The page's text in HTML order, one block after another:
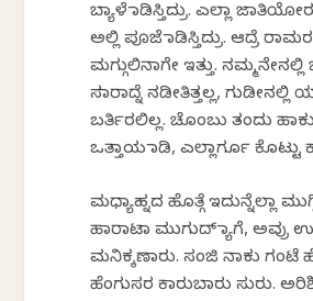
ಬ್ಯಾಳೆ ಮಾಡಿಸ್ತಿದ್ರು. ಎಲ್ಲಾ
ಅಲ್ಲಿ ಪೂಜೆ ಮಾಡಿಸ್ತಿದ್ರು. ಆದ್ರೆ
ಮಗ್ಗುಲಿನಾಗೇ ಇತ್ತು. ‌ನಮ್ಮನೇನಲ್ಲಿ
ಸಮಾರಾದ್ನೆ ನಡೀತಿತ್ತಲ್ಲ, ಗುಡೀನಲ್ಲಿ
ಬರ್ತಿರಲಿಲ್ಲ. ಚೊಂಬು ತಂದು
ಒತ್ತಾಯ ಮಾಡಿ, ಎಲ್ಲಾರ್ಗೂ ಕೊಟ್ಟು
ಮಧ್ಯಾಹ್ನದ ಹೊತ್ಗೆ ಇದುನ್ನೆಲ್ಲಾ
ಹಾರಾಟಾ ಮುಗುದ್ ಮ್ಯಾಗೆ, ಅವ್ರು
ಮನಿಕ್ಕಣಾರು. ಸಂಜಿ ನಾಕು ಗಂಟೆ
ಹೆಂಗುಸರ‌ ಕಾರುಬಾರು ಸುರು.